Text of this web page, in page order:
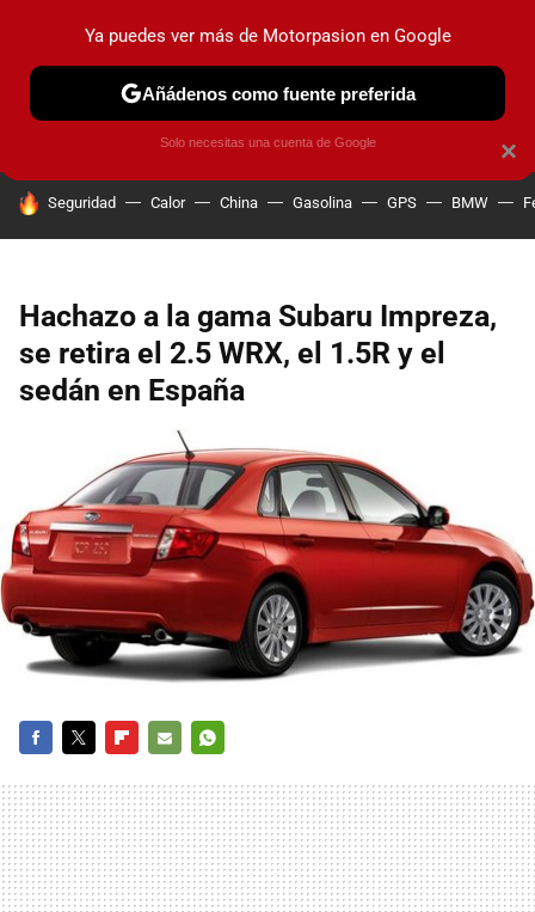
PRUEBAS COCHES ELÉCTRICOS OBSERVATORIO
HOY SE HABLA DE
Seguridad Calor China Gasolina GPS BMW
Hachazo a la gama Subaru Impreza,
se retira el 2.5 WRX, el 1.5R y el
sedán en España
MAIL
×
Ya puedes ver más de Motorpasion en Google
Añádenos como fuente preferida
Solo necesitas una cuenta de Google